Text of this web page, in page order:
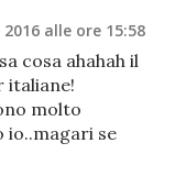
alle ore 15:58
cosa ahahah il
italiane!
molto
io..magari se